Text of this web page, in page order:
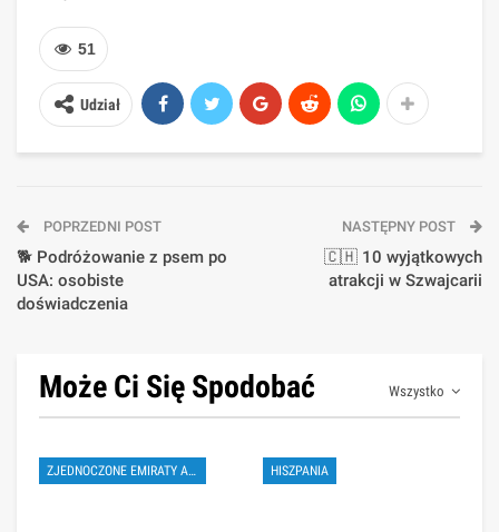
51
Udział
POPRZEDNI POST
🐕 Podróżowanie z psem po
USA: osobiste
doświadczenia
NASTĘPNY POST
🇨🇭 10 wyjątkowych
atrakcji w Szwajcarii
Wszystko
Może Ci Się Spodobać
ZJEDNOCZONE EMIRATY ARABSKIE HISZPANIA